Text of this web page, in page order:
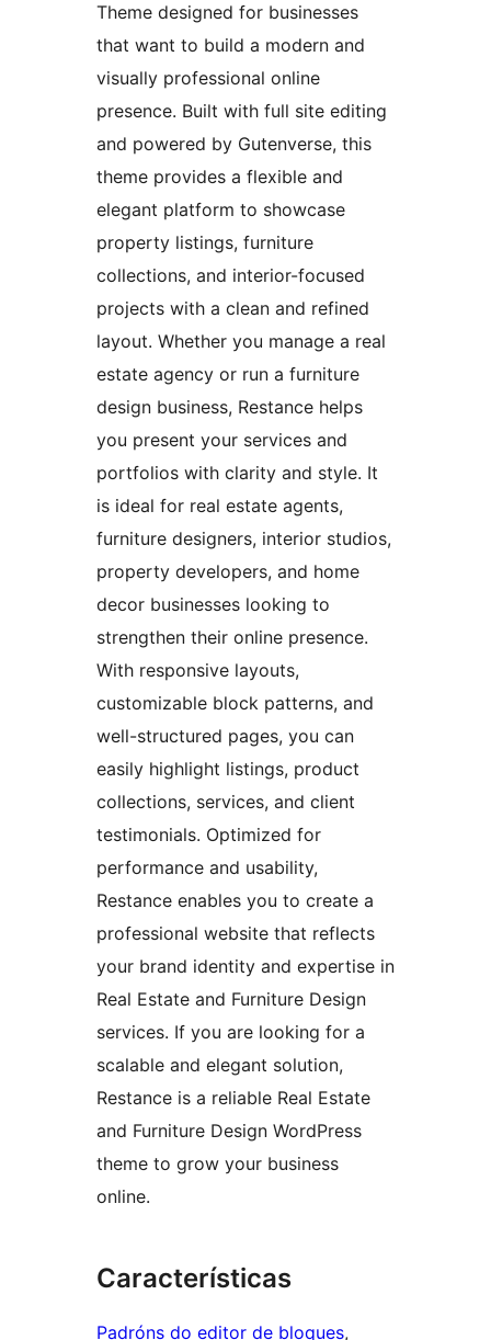
Theme designed for businesses
that want to build a modern and
visually professional online
presence. Built with full site editing
and powered by Gutenverse, this
theme provides a flexible and
elegant platform to showcase
property listings, furniture
collections, and interior-focused
projects with a clean and refined
layout. Whether you manage a real
estate agency or run a furniture
design business, Restance helps
you present your services and
portfolios with clarity and style. It
is ideal for real estate agents,
furniture designers, interior studios,
property developers, and home
decor businesses looking to
strengthen their online presence.
With responsive layouts,
customizable block patterns, and
well-structured pages, you can
easily highlight listings, product
collections, services, and client
testimonials. Optimized for
performance and usability,
Restance enables you to create a
professional website that reflects
your brand identity and expertise in
Real Estate and Furniture Design
services. If you are looking for a
scalable and elegant solution,
Restance is a reliable Real Estate
and Furniture Design WordPress
theme to grow your business
online.
Características
Padróns do editor de bloques